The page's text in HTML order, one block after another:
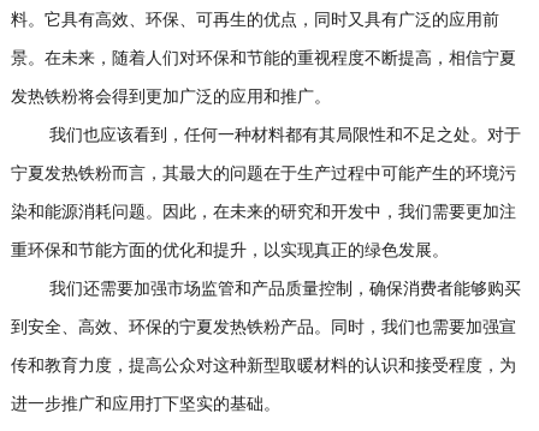
料。它具有高效、环保、可再生的优点，同时又具有广泛的应用前
景。在未来，随着人们对环保和节能的重视程度不断提高，相信宁夏
发热铁粉将会得到更加广泛的应用和推广。
我们也应该看到，任何一种材料都有其局限性和不足之处。对于
宁夏发热铁粉而言，其最大的问题在于生产过程中可能产生的环境污
染和能源消耗问题。因此，在未来的研究和开发中，我们需要更加注
重环保和节能方面的优化和提升，以实现真正的绿色发展。
我们还需要加强市场监管和产品质量控制，确保消费者能够购买
到安全、高效、环保的宁夏发热铁粉产品。同时，我们也需要加强宣
传和教育力度，提高公众对这种新型取暖材料的认识和接受程度，为
进一步推广和应用打下坚实的基础。